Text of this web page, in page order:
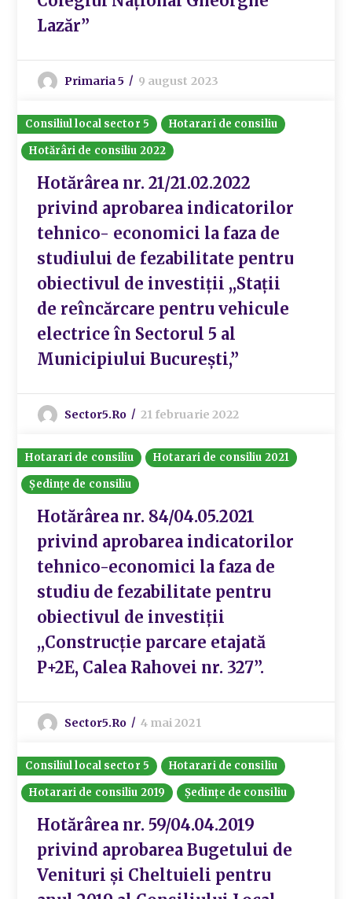
Lazăr”
Primaria 5 9 august 2023
Consiliul local sector 5
Hotarari de consiliu
Hotărâri de consiliu 2022
Hotărârea nr. 21/21.02.2022
privind aprobarea indicatorilor
tehnico- economici la faza de
studiului de fezabilitate pentru
obiectivul de investiții ,,Stații
de reîncărcare pentru vehicule
electrice în Sectorul 5 al
Municipiului București,”
Sector5.ro 21 februarie 2022
Hotarari de consiliu
Hotarari de consiliu 2021
Ședințe de consiliu
Hotărârea nr. 84/04.05.2021
privind aprobarea indicatorilor
tehnico-economici la faza de
studiu de fezabilitate pentru
obiectivul de investiții
,,Construcție parcare etajată
P+2E, Calea Rahovei nr. 327”.
Sector5.ro 4 mai 2021
Consiliul local sector 5
Hotarari de consiliu
Hotarari de consiliu 2019
Ședințe de consiliu
Hotărârea nr. 59/04.04.2019
privind aprobarea Bugetului de
Venituri și Cheltuieli pentru